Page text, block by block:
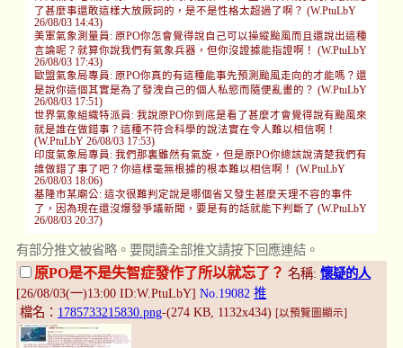
了甚麼事還敢這樣大放厥詞的，是不是性格太超過了啊？ (W.PtuLbY
26/08/03 14:43)
美軍氣象測量員: 原PO你怎會覺得說自己可以操縱颱風而且還說出這種
言論呢？就算你說我們有氣象兵器，但你沒證據能指證啊！ (W.PtuLbY
26/08/03 17:43)
歐盟氣象局專員: 原PO你真的有這種能事先預測颱風走向的才能嗎？還
是說你這個其實是為了發洩自己的個人私慾而隨便亂畫的？ (W.PtuLbY
26/08/03 17:51)
世界氣象組織特派員: 我說原PO你到底是看了甚麼才會覺得說有颱風來
就是誰在做錯事？這種不符合科學的說法實在令人難以相信啊！
(W.PtuLbY 26/08/03 17:53)
印度氣象局專員: 我們那裏雖然有氣旋，但是原PO你總該說清楚我們有
誰做錯了事了吧？你這樣毫無根據的根本難以相信啊！ (W.PtuLbY
26/08/03 18:06)
基隆市某廟公: 這次很難判定說是哪個省又發生甚麼天理不容的事件
了，因為現在還沒爆發爭議新聞，要是有的話就能下判斷了 (W.PtuLbY
26/08/03 20:37)
有部分推文被省略。要閱讀全部推文請按下回應連結。
原PO是不是失智症發作了所以就忘了？ 名稱: 懷疑的人
[26/08/03(一)13:00 ID:W.PtuLbY] No.19082 推
檔名： 1785733215830.png-(274 KB, 1132x434) [以預覽圖顯示]